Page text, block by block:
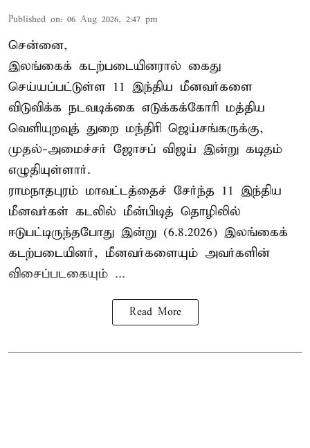
Published on: 06 Aug 2026, 2:47 pm
சென்னை,
இலங்கைக் கடற்படையினரால் கைது
செய்யப்பட்டுள்ள 11 இந்திய மீனவர்களை
விடுவிக்க நடவடிக்கை எடுக்கக்கோரி மத்திய
வெளியுறவுத் துறை மந்திரி ஜெய்சங்கருக்கு,
முதல்-அமைச்சர் ஜோசப் விஜய் இன்று கடிதம்
எழுதியுள்ளார்.
ராமநாதபுரம் மாவட்டத்தைச் சேர்ந்த 11 இந்திய
மீனவர்கள் கடலில் மீன்பிடித் தொழிலில்
ஈடுபட்டிருந்தபோது இன்று (6.8.2026) இலங்கைக்
கடற்படையினர், மீனவர்களையும் அவர்களின்
விசைப்படகையும் ...
Read More